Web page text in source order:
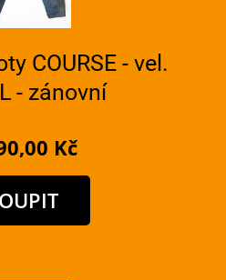
COURSE - vel.
- zánovní
Kč